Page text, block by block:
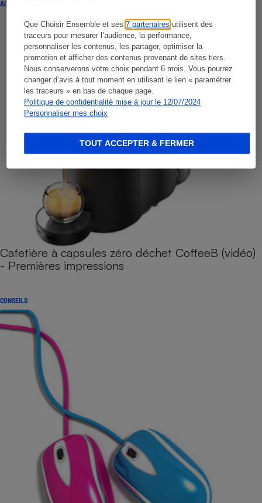
Que Choisir Ensemble et ses7 partenaires utilisent des
traceurs pour mesurer l’audience, la performance,
personnaliser les contenus, les partager, optimiser la
promotion et afficher des contenus provenant de sites tiers.
Nous conserverons votre choix pendant 6 mois. Vous pourrez
changer d’avis à tout moment en utilisant le lien « paramétrer
les traceurs » en bas de chaque page.
Politique de confidentialité mise à jour le 12/07/2024
Personnaliser mes choix
TOUT ACCEPTER & FERMER
ACTUALITÉ
Cafetière à capsules zéro déchet CoffeeB (vidéo)
- Premières impressions
CONSEILS